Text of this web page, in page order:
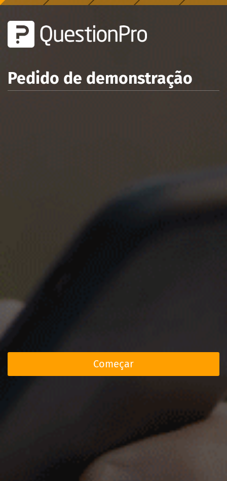
Pedido de demonstração
Começar